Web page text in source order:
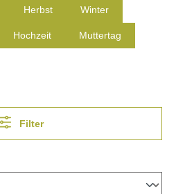
Herbst Winter
Hochzeit Muttertag
Filter